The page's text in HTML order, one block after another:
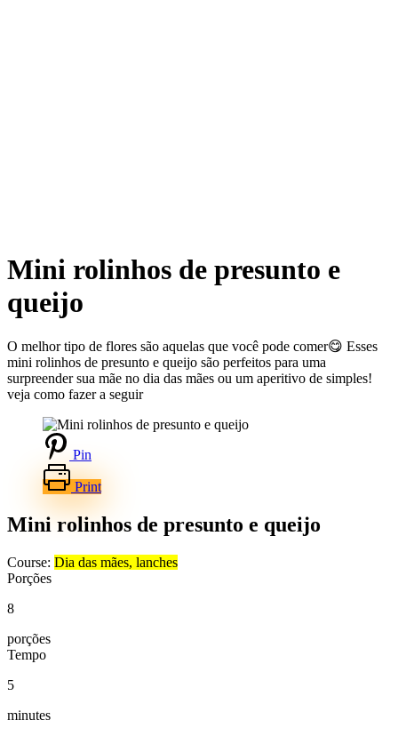
Mini rolinhos de presunto e
queijo
O melhor tipo de flores são aquelas que você pode comer😋 Esses
mini rolinhos de presunto e queijo são perfeitos para uma
surpreender sua mãe no dia das mães ou um aperitivo de simples!
veja como fazer a seguir
Pin
Print
Mini rolinhos de presunto e queijo
Course: Dia das mães, lanches
Porções
8
porções
Tempo
5
minutes